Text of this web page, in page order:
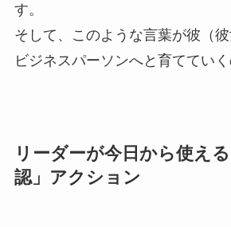
す。
そして、このような言葉が彼（
ビジネスパーソンへと育てていく
リーダーが今日から使え
認」アクション